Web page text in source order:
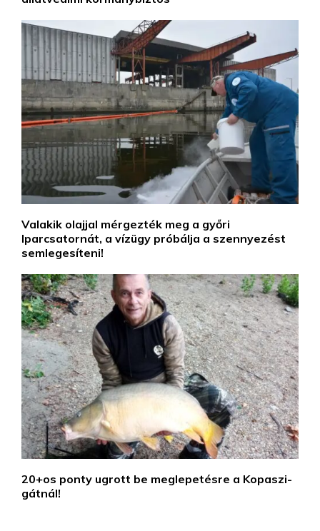
Valakik olajjal mérgezték meg a győri
Iparcsatornát, a vízügy próbálja a szennyezést
semlegesíteni!
20+os ponty ugrott be meglepetésre a Kopaszi-
gátnál!